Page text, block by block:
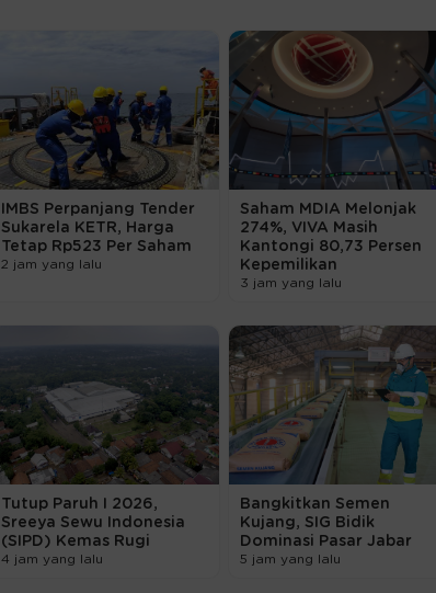
IMBS Perpanjang Tender
Sukarela KETR, Harga
Tetap Rp523 Per Saham
2 jam yang lalu
Saham MDIA Melonjak
274%, VIVA Masih
Kantongi 80,73 Persen
Kepemilikan
3 jam yang lalu
Tutup Paruh I 2026,
Sreeya Sewu Indonesia
(SIPD) Kemas Rugi
4 jam yang lalu
Bangkitkan Semen
Kujang, SIG Bidik
Dominasi Pasar Jabar
5 jam yang lalu